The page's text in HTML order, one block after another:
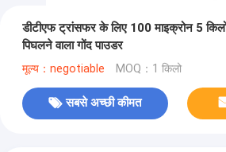
डीटीएफ ट्रांसफर के लिए 100 माइक्रोन 5
पिघलने वाला गोंद पाउडर
मूल्य：negotiable MOQ：1 किलो
सबसे अच्छी कीमत